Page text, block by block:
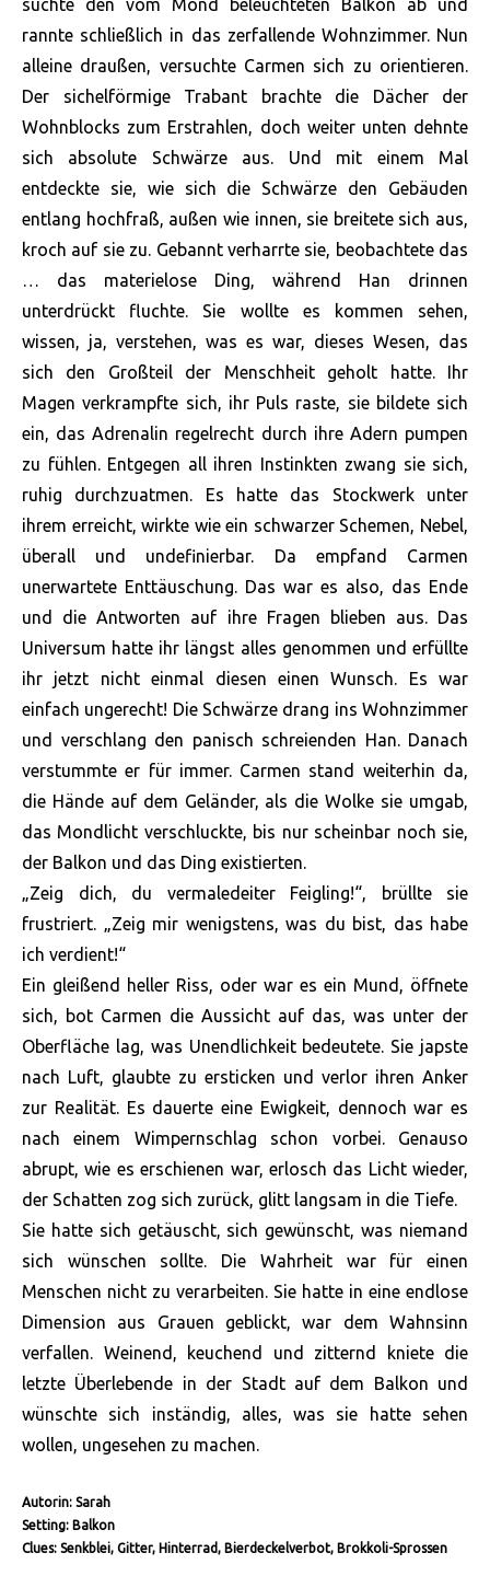
suchte den vom Mond beleuchteten Balkon ab und
rannte schließlich in das zerfallende Wohnzimmer. Nun
alleine draußen, versuchte Carmen sich zu orientieren.
Der sichelförmige Trabant brachte die Dächer der
Wohnblocks zum Erstrahlen, doch weiter unten dehnte
sich absolute Schwärze aus. Und mit einem Mal
entdeckte sie, wie sich die Schwärze den Gebäuden
entlang hochfraß, außen wie innen, sie breitete sich aus,
kroch auf sie zu. Gebannt verharrte sie, beobachtete das
… das materielose Ding, während Han drinnen
unterdrückt fluchte. Sie wollte es kommen sehen,
wissen, ja, verstehen, was es war, dieses Wesen, das
sich den Großteil der Menschheit geholt hatte. Ihr
Magen verkrampfte sich, ihr Puls raste, sie bildete sich
ein, das Adrenalin regelrecht durch ihre Adern pumpen
zu fühlen. Entgegen all ihren Instinkten zwang sie sich,
ruhig durchzuatmen. Es hatte das Stockwerk unter
ihrem erreicht, wirkte wie ein schwarzer Schemen, Nebel,
überall und undefinierbar. Da empfand Carmen
unerwartete Enttäuschung. Das war es also, das Ende
und die Antworten auf ihre Fragen blieben aus. Das
Universum hatte ihr längst alles genommen und erfüllte
ihr jetzt nicht einmal diesen einen Wunsch. Es war
einfach ungerecht! Die Schwärze drang ins Wohnzimmer
und verschlang den panisch schreienden Han. Danach
verstummte er für immer. Carmen stand weiterhin da,
die Hände auf dem Geländer, als die Wolke sie umgab,
das Mondlicht verschluckte, bis nur scheinbar noch sie,
der Balkon und das Ding existierten.
„Zeig dich, du vermaledeiter Feigling!“, brüllte sie
frustriert. „Zeig mir wenigstens, was du bist, das habe
ich verdient!“
Ein gleißend heller Riss, oder war es ein Mund, öffnete
sich, bot Carmen die Aussicht auf das, was unter der
Oberfläche lag, was Unendlichkeit bedeutete. Sie japste
nach Luft, glaubte zu ersticken und verlor ihren Anker
zur Realität. Es dauerte eine Ewigkeit, dennoch war es
nach einem Wimpernschlag schon vorbei. Genauso
abrupt, wie es erschienen war, erlosch das Licht wieder,
der Schatten zog sich zurück, glitt langsam in die Tiefe.
Sie hatte sich getäuscht, sich gewünscht, was niemand
sich wünschen sollte. Die Wahrheit war für einen
Menschen nicht zu verarbeiten. Sie hatte in eine endlose
Dimension aus Grauen geblickt, war dem Wahnsinn
verfallen. Weinend, keuchend und zitternd kniete die
letzte Überlebende in der Stadt auf dem Balkon und
wünschte sich inständig, alles, was sie hatte sehen
wollen, ungesehen zu machen.
Autorin: Sarah
Setting: Balkon
Clues: Senkblei, Gitter, Hinterrad, Bierdeckelverbot, Brokkoli-Sprossen